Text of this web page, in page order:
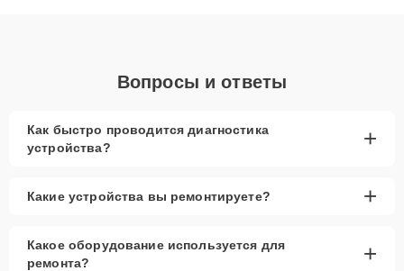
Вопросы и ответы
Как быстро проводится диагностика
устройства?
+
Какие устройства вы ремонтируете? +
Какое оборудование используется для
ремонта?
+